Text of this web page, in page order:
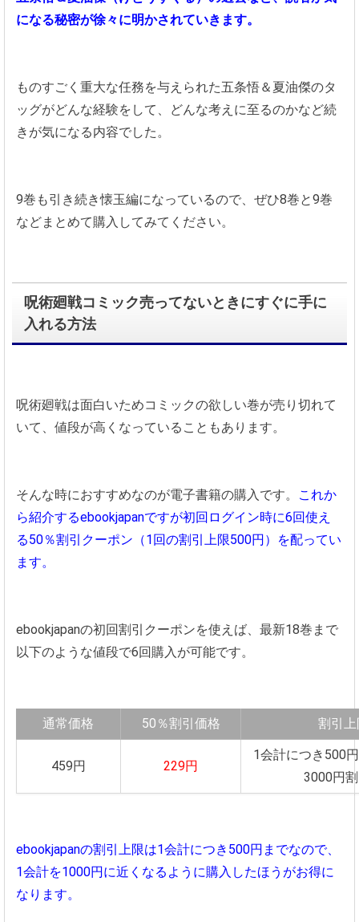
になる秘密が徐々に明かされていきます。
ものすごく重大な任務を与えられた五条悟＆夏油傑のタ
ッグがどんな経験をして、どんな考えに至るのかなど続
きが気になる内容でした。
9巻も引き続き懐玉編になっているので、ぜひ8巻と9巻
などまとめて購入してみてください。
呪術廻戦コミック売ってないときにすぐに手に
入れる方法
呪術廻戦は面白いためコミックの欲しい巻が売り切れて
いて、値段が高くなっていることもあります。
そんな時におすすめなのが電子書籍の購入です。
これか
ら紹介するebookjapanですが初回ログイン時に6回使え
る50％割引クーポン（1回の割引上限500円）を配ってい
ます。
ebookjapanの初回割引クーポンを使えば、最新18巻まで
以下のような値段で6回購入が可能です。
通常価格 50％割引価格 割引
459円 229円
1会計につき500円
3000円
ebookjapanの割引上限は1会計につき500円までなので、
1会計を1000円に近くなるように購入したほうがお得に
なります。